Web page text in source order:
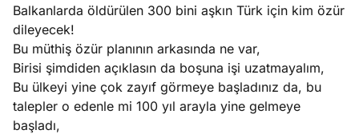
Balkanlarda öldürülen 300 bini aşkın Türk için kim özür
dileyecek!
Bu müthiş özür planının arkasında ne var,
Birisi şimdiden açıklasın da boşuna işi uzatmayalım,
Bu ülkeyi yine çok zayıf görmeye başladınız da, bu
talepler o edenle mi 100 yıl arayla yine gelmeye
başladı,